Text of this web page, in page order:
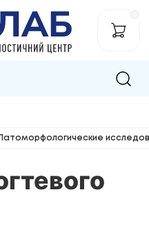
Патоморфологические